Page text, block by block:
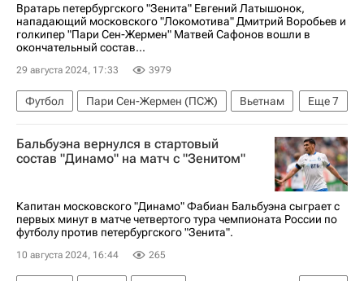
Вратарь петербургского "Зенита" Евгений Латышонок,
нападающий московского "Локомотива" Дмитрий Воробьев и
голкипер "Пари Сен-Жермен" Матвей Сафонов вошли в
окончательный состав...
29 августа 2024, 17:33 3979
Еще7
Футбол Пари Сен-Жермен (ПСЖ)
Вьетнам
Таиланд
Евгений Латышонок
Дмитрий Воробьев
Матвей Сафонов
Бальбуэна вернулся в стартовый
состав "Динамо" на матч с "Зенитом"
Капитан московского "Динамо" Фабиан Бальбуэна сыграет с
первых минут в матче четвертого тура чемпионата России по
футболу против петербургского "Зенита".
10 августа 2024, 16:44 265